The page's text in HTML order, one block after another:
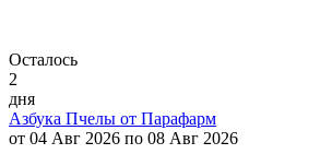
Осталось
2
дня
Азбука Пчелы от Парафарм
от 04 Авг 2026 по 08 Авг 2026